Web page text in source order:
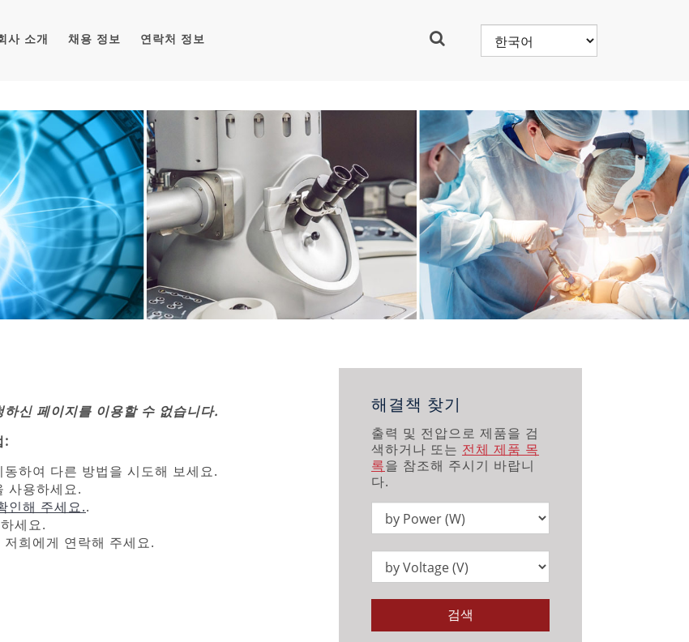
사 소개 채용 정보 연락처 정보
신 페이지를 이용할 수 없습니다.
:
하여 다른 방법을 시도해 보세요.
사용하세요.
인해 주세요..
세요.
저희에게 연락해 주세요.
해결책 찾기
출력 및 전압으로 제품을 검
색하거나 또는 전체 제품 목
록을 참조해 주시기 바랍니
다.
검색